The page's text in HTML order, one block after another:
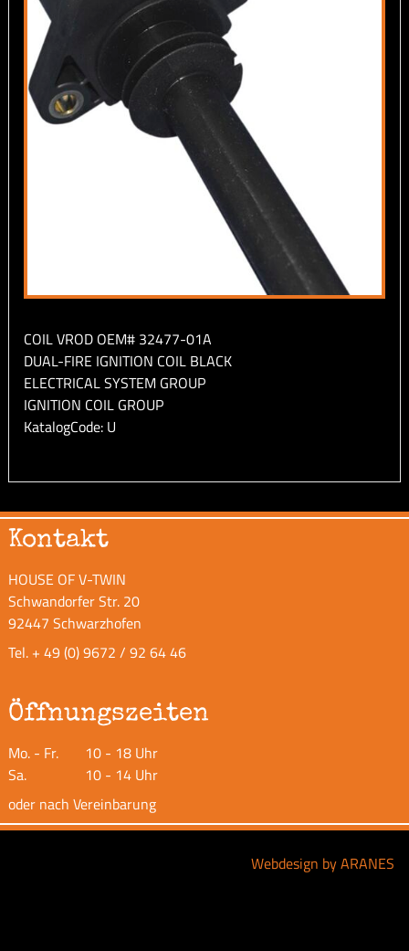
COIL VROD OEM# 32477-01A
DUAL-FIRE IGNITION COIL BLACK
ELECTRICAL SYSTEM GROUP
IGNITION COIL GROUP
KatalogCode: U
Kontakt
HOUSE OF V-TWIN
Schwandorfer Str. 20
92447 Schwarzhofen
Tel. + 49 (0) 9672 / 92 64 46
Öffnungszeiten
Mo. - Fr.
10 - 18 Uhr
Sa.
10 - 14 Uhr
oder nach Vereinbarung
Webdesign by ARANES